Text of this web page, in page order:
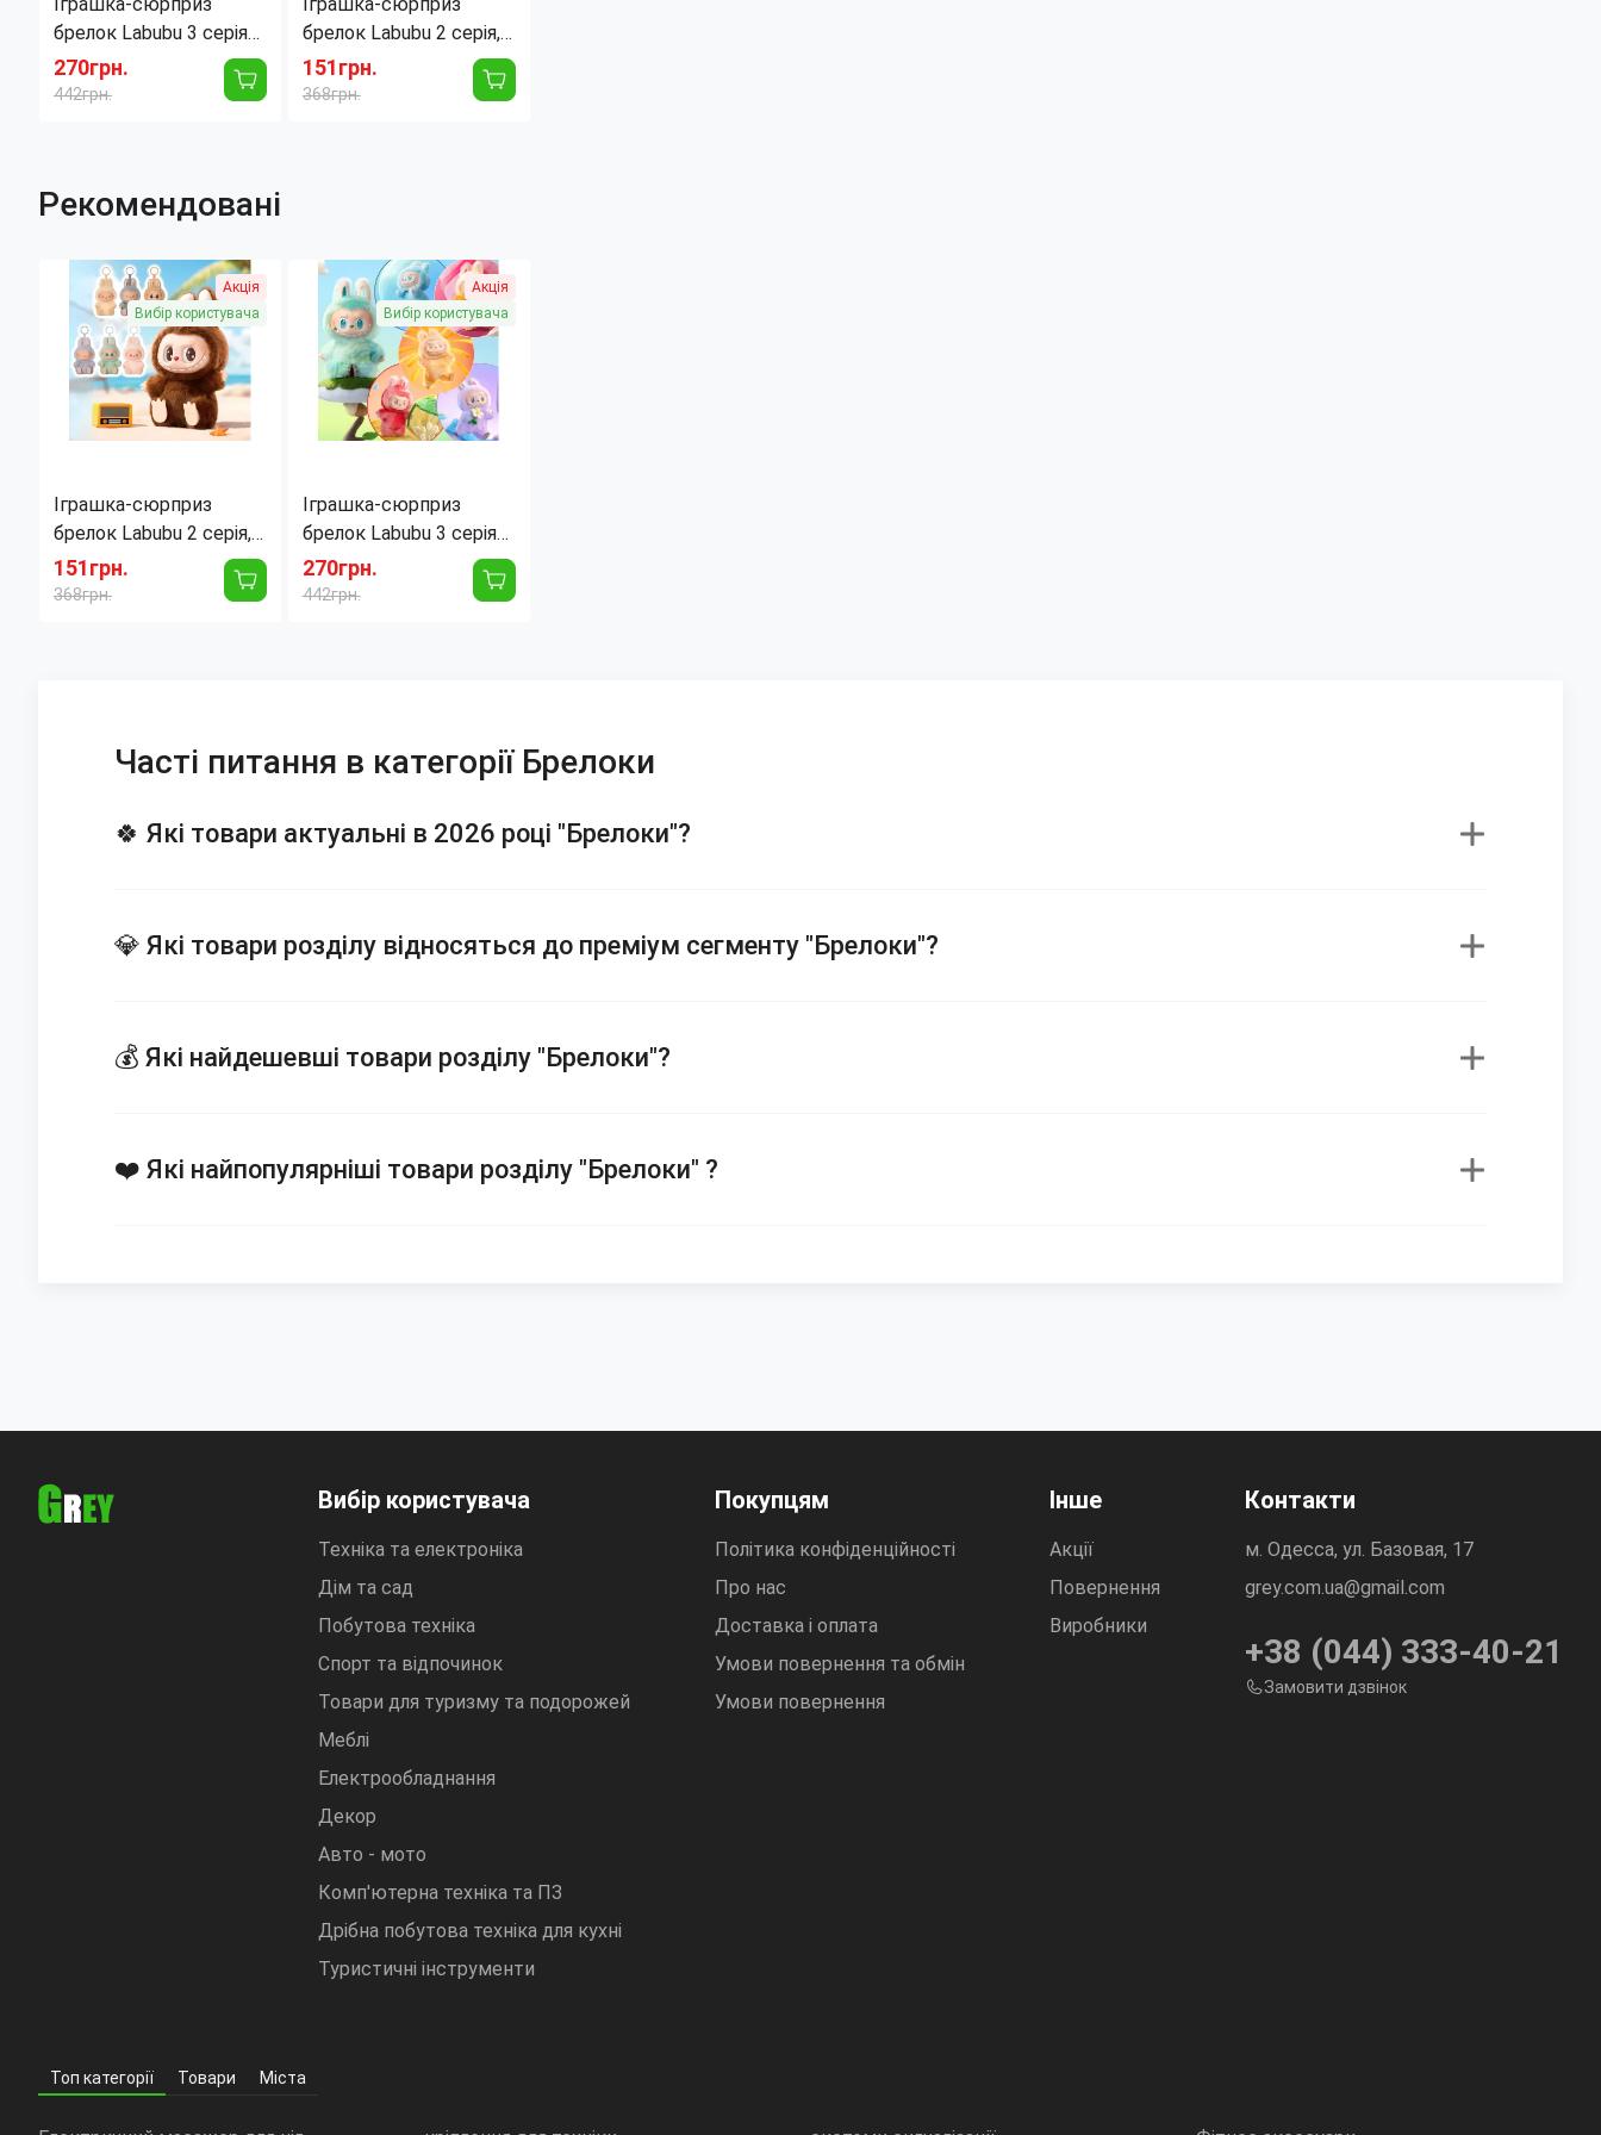
брелок Labubu 3 серія
Big into Energy, Pop
Mart, 17 см, тай-дай
270грн.
442грн.
брелок Labubu 2 серія,
оригінал Pop Mart, 14
см, м'яка плюшева, у
151грн.
368грн.
Рекомендовані
Акція
Вибір користувача
Іграшка-сюрприз
брелок Labubu 2 серія,
оригінал Pop Mart, 14
см, м'яка плюшева, у
151грн.
368грн.
Акція
Вибір користувача
Іграшка-сюрприз
брелок Labubu 3 серія
Big into Energy, Pop
Mart, 17 см, тай-дай
270грн.
442грн.
Часті питання в категорії Брелоки
🍀 Які товари актуальні в 2026 році "Брелоки"?
💎 Які товари розділу відносяться до преміум сегменту "Брелоки"?
💰 Які найдешевші товари розділу "Брелоки"?
❤️ Які найпопулярніші товари розділу "Брелоки" ?
Вибір користувача
Техніка та електроніка
Дім та сад
Побутова техніка
Спорт та відпочинок
Товари для туризму та подорожей
Меблі
Електрообладнання
Декор
Авто - мото
Комп'ютерна техніка та ПЗ
Дрібна побутова техніка для кухні
Туристичні інструменти
Покупцям
Політика конфіденційності
Про нас
Доставка і оплата
Умови повернення та обмін
Умови повернення
Інше
Акції
Повернення
Виробники
Контакти
м. Одесса, ул. Базовая, 17
grey.com.ua@gmail.com
+38 (044) 333-40-21
Замовити дзвінок
Топ категорії Товари Міста